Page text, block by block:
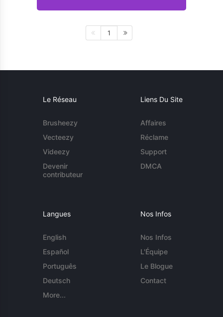
1
Le Réseau
Brusheezy
Vecteezy
Videezy
Devenir
contributeur
Liens Du Site
Affaires
Réclame
Support
DMCA
Langues
English
Español
Português
Deutsch
More...
Nos Infos
Nos Infos
L'Équipe
Le Blogue
Contact